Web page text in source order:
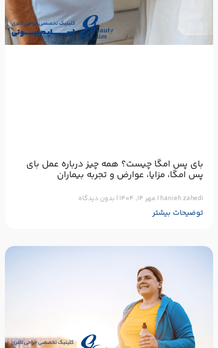
بای‌ پس امگا چیست؟ همه‌ چیز درباره عمل بای‌
پس امگا، مزایا، عوارض و تجربه بیماران
hanieh zahedi مهر ۱۴, ۱۴۰۴ بدون دیدگاه
توضیحات بیشتر